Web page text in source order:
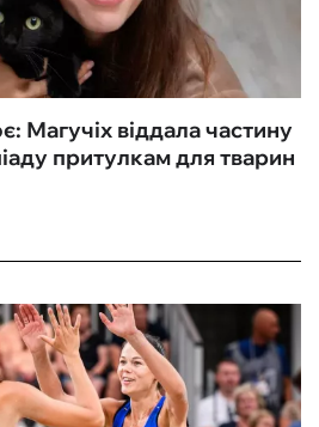
Магучіх віддала частину
притулкам для тварин